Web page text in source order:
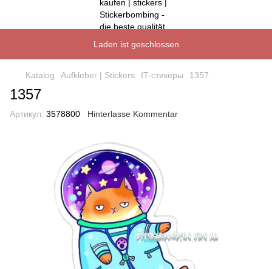
Laden ist geschlossen
Katalog Aufkleber | Stickers IT-стикеры 1357
1357
Артикул: 3578800 Hinterlasse Kommentar